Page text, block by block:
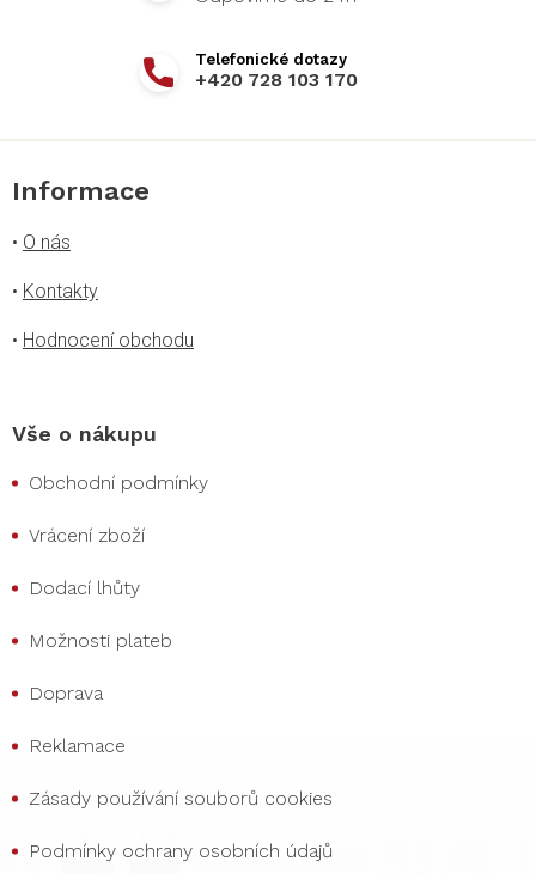
+420 728 103 170
Informace
• O nás
• Kontakty
• Hodnocení obchodu
Vše o nákupu
Obchodní podmínky
Vrácení zboží
Dodací lhůty
Možnosti plateb
Doprava
Reklamace
Zásady používání souborů cookies
Podmínky ochrany osobních údajů